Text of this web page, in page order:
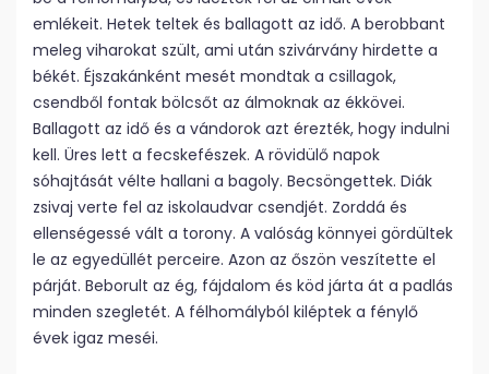
emlékeit. Hetek teltek és ballagott az idő. A berobbant
meleg viharokat szült, ami után szivárvány hirdette a
békét. Éjszakánként mesét mondtak a csillagok,
csendből fontak bölcsőt az álmoknak az ékkövei.
Ballagott az idő és a vándorok azt érezték, hogy indulni
kell. Üres lett a fecskefészek. A rövidülő napok
sóhajtását vélte hallani a bagoly. Becsöngettek. Diák
zsivaj verte fel az iskolaudvar csendjét. Zorddá és
ellenségessé vált a torony. A valóság könnyei gördültek
le az egyedüllét perceire. Azon az őszön veszítette el
párját. Beborult az ég, fájdalom és köd járta át a padlás
minden szegletét. A félhomályból kiléptek a fénylő
évek igaz meséi.